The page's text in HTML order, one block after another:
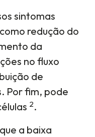
sintomas
redução do
da
no fluxo
de
Por fim, pode
2.
a baixa